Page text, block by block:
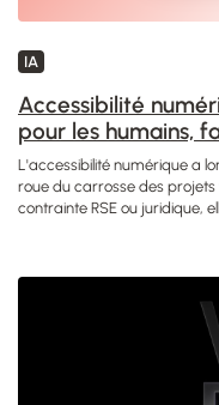
IA
Accessibilité
pour les humains,
L'accessibilité numérique a
roue du carrosse des
contrainte RSE ou juridique,